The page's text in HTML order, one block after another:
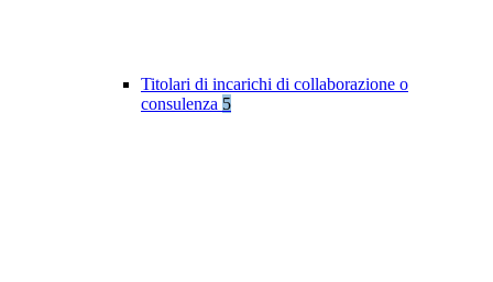
Titolari di incarichi di collaborazione o
consulenza 5